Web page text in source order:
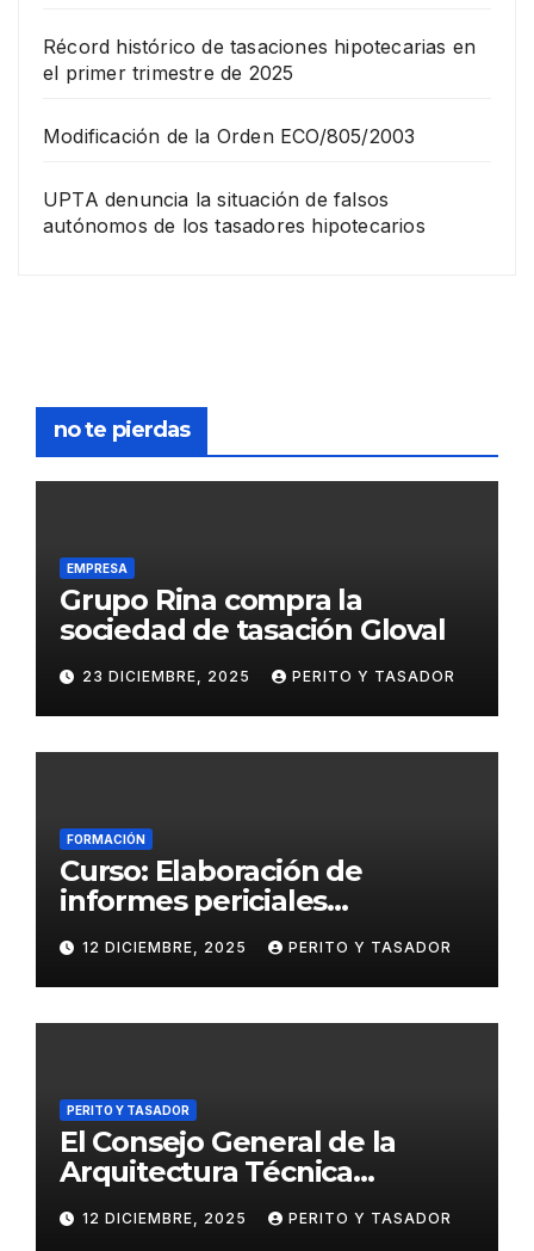
Récord histórico de tasaciones hipotecarias en
el primer trimestre de 2025
Modificación de la Orden ECO/805/2003
UPTA denuncia la situación de falsos
autónomos de los tasadores hipotecarios
no te pierdas
EMPRESA
Grupo Rina compra la
sociedad de tasación Gloval
23 DICIEMBRE, 2025 PERITO Y TASADOR
FORMACIÓN
Curso: Elaboración de
informes periciales
penal
12 DICIEMBRE, 2025 PERITO Y TASADOR
PERITO Y TASADOR
El Consejo General de la
Arquitectura Técnica
tasadores hipotecarios
12 DICIEMBRE, 2025 PERITO Y TASADOR